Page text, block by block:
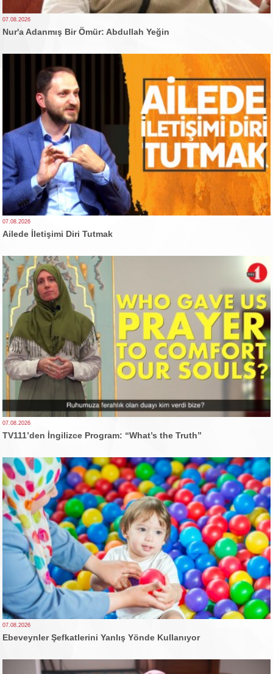
07.08.2026
Nur'a Adanmış Bir Ömür: Abdullah Yeğin
07.08.2026
Ailede İletişimi Diri Tutmak
07.08.2026
TV111’den İngilizce Program: “What’s the Truth”
07.08.2026
Ebeveynler Şefkatlerini Yanlış Yönde Kullanıyor